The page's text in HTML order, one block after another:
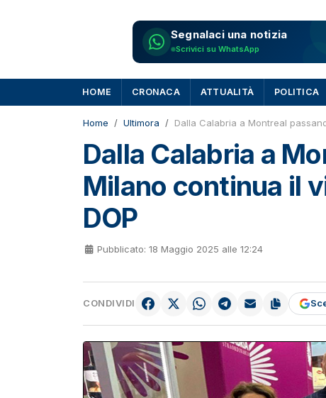
Segnalaci una notizia
Scrivici su WhatsApp
HOME CRONACA ATTUALITÀ POLITICA
Home Ultimora Dalla Calabria a Montreal
Dalla Calabria a
Milano continua il
DOP
Pubblicato: 18 Maggio 2025 alle 12:24
CONDIVIDI